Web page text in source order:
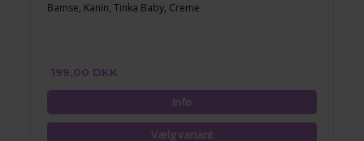
Bamse, Kanin, Tinka Baby, Creme
199,00 DKK